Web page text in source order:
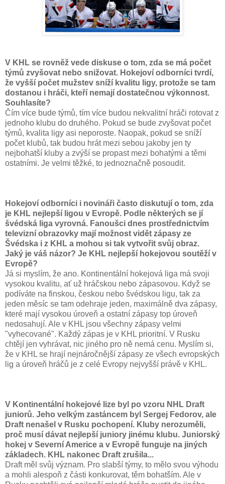
V KHL se rovněž vede diskuse o tom, zda se má počet
týmů zvyšovat nebo snižovat. Hokejoví odborníci tvrdí,
že vyšší počet mužstev sníží kvalitu ligy, protože se tam
dostanou i hráči, kteří nemají dostatečnou výkonnost.
Souhlasíte?
Čím více bude týmů, tím více budou nekvalitní hráči rotovat z
jednoho klubu do druhého. Pokud se bude zvyšovat počet
týmů, kvalita ligy asi neporoste. Naopak, pokud se sníží
počet klubů, tak budou hrát mezi sebou jakoby jen ty
nejbohatší kluby a zvýší se propast mezi bohatými a těmi
ostatními. Je velmi těžké, to jednoznačně posoudit.
Hokejoví odborníci i novináři často diskutují o tom, zda
je KHL nejlepší ligou v Evropě. Podle některých se jí
švédská liga vyrovná. Fanoušci dnes prostřednictvím
televizní obrazovky mají možnost vidět zápasy ze
Švédska i z KHL a mohou si tak vytvořit svůj obraz.
Jaký je váš názor? Je KHL nejlepší hokejovou soutěží v
Evropě?
Já si myslím, že ano. Kontinentální hokejová liga má svoji
vysokou kvalitu, ať už hráčskou nebo zápasovou. Když se
podíváte na finskou, českou nebo švédskou ligu, tak za
jeden měsíc se tam odehraje jeden, maximálně dva zápasy,
které mají vysokou úroveň a ostatní zápasy top úroveň
nedosahují. Ale v KHL jsou všechny zápasy velmi
"vyhecované". Každý zápas je v KHL prioritní. V Rusku
chtějí jen vyhrávat, nic jiného pro ně nemá cenu. Myslím si,
že v KHL se hrají nejnáročnější zápasy ze všech evropských
lig a úroveň hráčů je z celé Evropy nejvyšší právě v KHL.
V Kontinentální hokejové lize byl po vzoru NHL Draft
juniorů. Jeho velkým zastáncem byl Sergej Fedorov, ale
Draft nenašel v Rusku pochopení. Kluby nerozuměli,
proč musí dávat nejlepší juniory jinému klubu. Juniorský
hokej v Severní Americe a v Evropě funguje na jiných
základech. KHL nakonec Draft zrušila...
Draft měl svůj význam. Pro slabší týmy, to mělo svou výhodu
a mohli alespoň z části konkurovat, těm bohatším. Ale v